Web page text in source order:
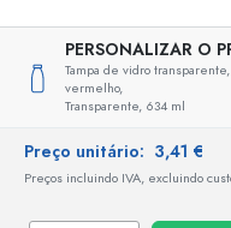
PERSONALIZAR O
Tampa de vidro
vermelho,
Transparente, 634 ml
Preço unitário: 3,41 €
Preços incluindo IVA, excluindo